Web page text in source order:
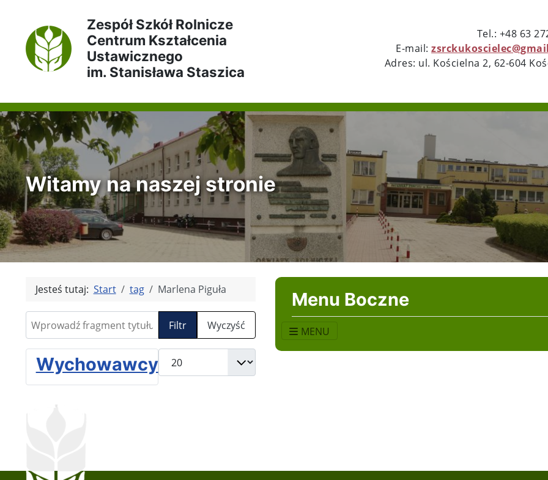
treści
głównej
menu
nawigacyjnego
wyszukiwarki
mapy
strony
Zespół Szkół Rolnicze
Centrum Kształcenia
Ustawicznego
im. Stanisława Staszica
Tel.: +48 63
E-mail:
Adres: ul. Kościelna 2, 62-604
Witamy na naszej stronie
Jesteś tutaj: Start tag Marlena Piguła
Wprowadź fragment tytułu
Filtr Wyczyść
Wychowawcy
Menu Boczne
MENU